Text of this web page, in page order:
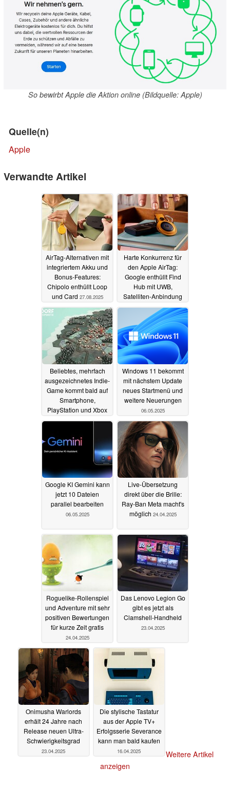
So bewirbt Apple die Aktion online (Bildquelle: Apple)
Quelle(n)
Apple
Verwandte Artikel
AirTag-Alternativen mit
integriertem Akku und
Bonus-Features:
Chipolo enthüllt Loop
und Card 27.08.2025
Harte Konkurrenz für
den Apple AirTag:
Google enthüllt Find
Hub mit UWB,
Satelliten-Anbindung
und Airline-Integration
13.05.2025
Beliebtes, mehrfach
ausgezeichnetes Indie-
Game kommt bald auf
Smartphone,
PlayStation und Xbox
07.05.2025
Windows 11 bekommt
mit nächstem Update
neues Startmenü und
weitere Neuerungen
06.05.2025
Google KI Gemini kann
jetzt 10 Dateien
parallel bearbeiten
06.05.2025
Live-Übersetzung
direkt über die Brille:
Ray-Ban Meta macht's
möglich 24.04.2025
Roguelike-Rollenspiel
und Adventure mit sehr
positiven Bewertungen
für kurze Zeit gratis
24.04.2025
Das Lenovo Legion Go
gibt es jetzt als
Clamshell-Handheld
23.04.2025
Onimusha Warlords
erhält 24 Jahre nach
Release neuen Ultra-
Schwierigkeitsgrad
23.04.2025
Die stylische Tastatur
aus der Apple TV+
Erfolgsserie Severance
kann man bald kaufen
16.04.2025
Weitere Artikel
anzeigen